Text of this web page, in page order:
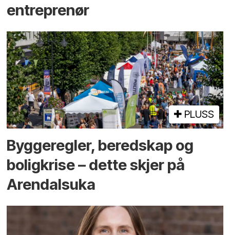
entreprenør
PLUSS
Bygge­regler, beredskap og
bolig­krise – dette skjer på
Arendals­uka